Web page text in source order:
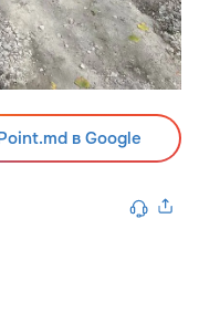
в Google